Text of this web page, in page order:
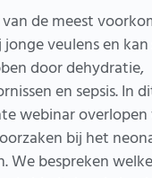
van de meest
veulens en
door dehydratie,
en sepsis. In
webinar overlopen
bij het
We bespreken